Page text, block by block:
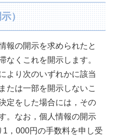
）
報の開示を求められたと
なくこれを開示します。
より次のいずれかに該当
たは一部を開示しないこ
定をした場合には，その
。なお，個人情報の開示
，000円の手数料を申し受